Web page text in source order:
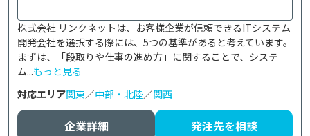
株式会社 リンクネットは、お客様企業が信頼できるITシステム
開発会社を選択する際には、5つの基準があると考えています。
まずは、「段取りや仕事の進め方」に関することで、システ
ム...もっと見る
対応エリア関東／中部・北陸／関西
企業詳細 発注先を相談